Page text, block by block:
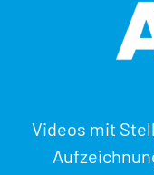
Videos mit